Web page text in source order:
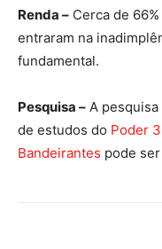
Renda – Cerca de
entraram na
fundamental.
Pesquisa – A
de estudos do Poder
Bandeirantes pode